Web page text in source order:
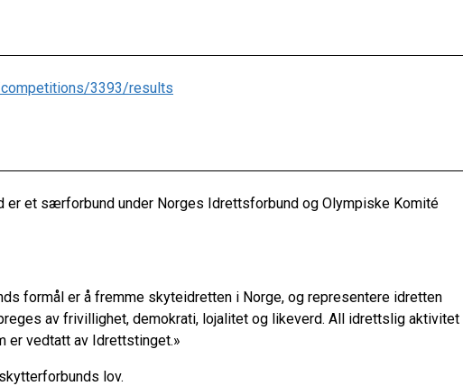
3393/results
er et særforbund under Norges Idrettsforbund og Olympiske Komité
formål er å fremme skyteidretten i Norge, og representere idretten
av frivillighet, demokrati, lojalitet og likeverd. All idrettslig aktivitet
er vedtatt av Idrettstinget.»
lov.